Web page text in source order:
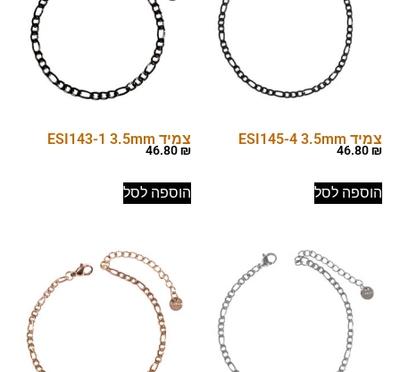
צמיד ESI145-4 3.5mm
46.80₪
הוספה לסל
צמיד ESI143-1 3.5mm
46.80₪
הוספה לסל